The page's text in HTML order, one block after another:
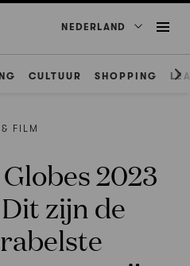
NEDERLAND
CULTUUR SHOPPING
FILM
2023
zijn de